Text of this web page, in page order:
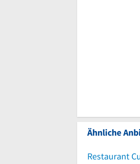
Ähnliche
Restaurant